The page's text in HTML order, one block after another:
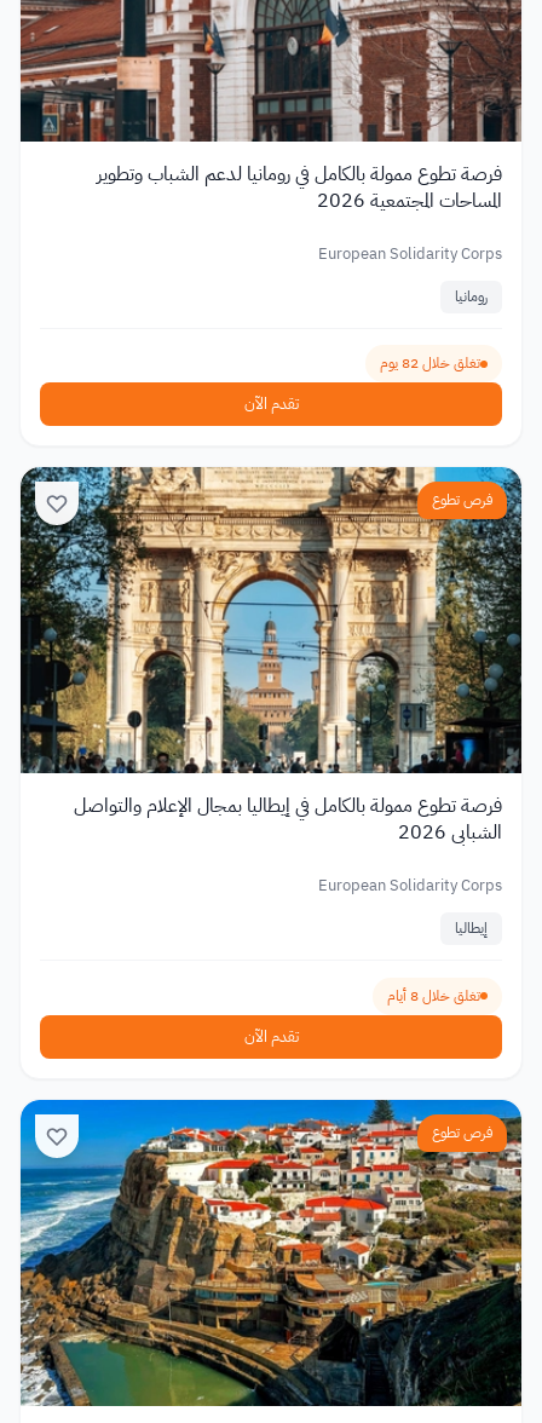
فرصة تطوع ممولة بالكامل في رومانيا لدعم الشباب وتطوير
المساحات المجتمعية 2026
European Solidarity Corps
رومانيا
تغلق خلال 82 يوم
تقدم الآن
فرص تطوع
فرصة تطوع ممولة بالكامل في إيطاليا بمجال الإعلام والتواصل
الشبابي 2026
European Solidarity Corps
إيطاليا
تغلق خلال 8 أيام
تقدم الآن
فرص تطوع